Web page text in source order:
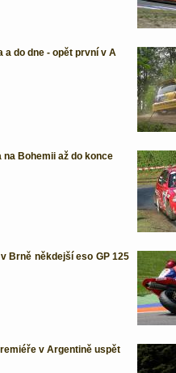
a do dne - opět první v A
na Bohemii až do konce
Brně někdejší eso GP 125
v Argentině uspět